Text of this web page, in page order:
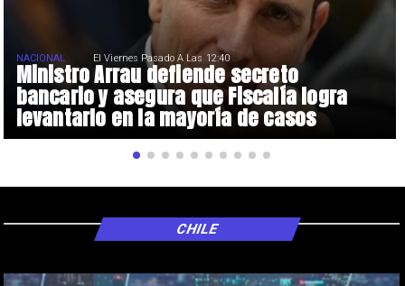
Ministro Arrau defiende secreto
bancario y asegura que Fiscalía logra
levantarlo en la mayoría de casos
NACIONAL El Viernes Pasado A Las 12:40
CHILE